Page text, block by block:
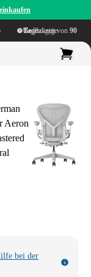
Großzügige Bedenkzeit von
90 Tage
bei der